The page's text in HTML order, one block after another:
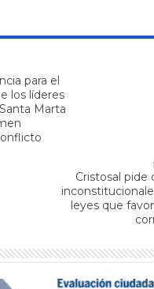
para el
los líderes
Marta
Cristosal pide
leyes que